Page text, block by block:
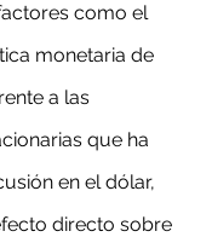
como el
monetaria de
a las
que ha
en el dólar,
directo sobre